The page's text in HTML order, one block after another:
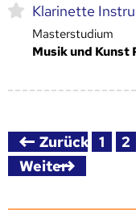
Klarinette
Masterstudium
Musik und
Zurück 1 2
Weiter